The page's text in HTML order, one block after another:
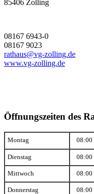
85406 Zolling
08167 6943-0
08167 9023
rathaus@vg-zolling.de
www.vg-zolling.de
Öffnungszeiten des
Montag 08:00
Dienstag 08:00
Mittwoch 08:00
Donnerstag 08:00